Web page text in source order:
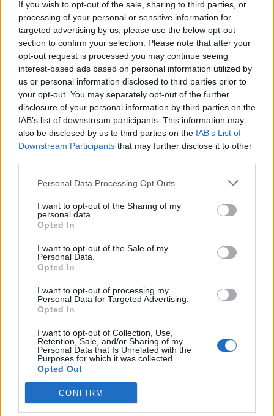
If you wish to opt-out of the sale, sharing to third parties, or
processing of your personal or sensitive information for
targeted advertising by us, please use the below opt-out
section to confirm your selection. Please note that after your
opt-out request is processed you may continue seeing
interest-based ads based on personal information utilized by
us or personal information disclosed to third parties prior to
your opt-out. You may separately opt-out of the further
disclosure of your personal information by third parties on the
IAB’s list of downstream participants. This information may
also be disclosed by us to third parties on the IAB’s List of
Downstream Participants that may further disclose it to other
Personal Data Processing Opt Outs
I want to opt-out of the Sharing of my
personal data.
Opted In
I want to opt-out of the Sale of my
Personal Data.
Opted In
I want to opt-out of processing my
Personal Data for Targeted Advertising.
Opted In
I want to opt-out of Collection, Use,
Retention, Sale, and/or Sharing of my
Personal Data that Is Unrelated with the
Purposes for which it was collected.
Opted Out
CONFIRM
23:30
Corbu bombagólja döntött, előnyből várja a
visszavágót a Ferencváros
21:08
Drámai meccsen, a hosszabbításban búcsúzott a
kupától a Kézdivásárhelyi SE
MÉG TÖBB FRISS HÍR
SZAVAZÓGÉP
Melyik csapat nyeri a székely
rangadót a Szuperliga 5.
fordulójában?
Az FK Csíkszereda otthon tartja mindhárom pontot
A Sepsi OSK idegenben diadalmaskodik